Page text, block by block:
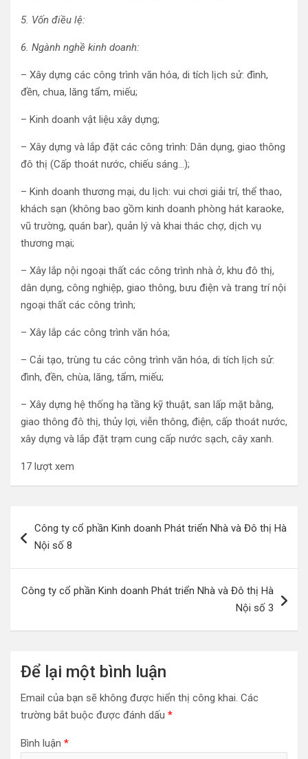
5. Vốn điều lệ:
6. Ngành nghề kinh doanh:
– Xây dựng các công trình văn hóa, di tích lịch sử: đình,
đền, chua, lăng tẩm, miếu;
– Kinh doanh vật liệu xây dựng;
– Xây dựng và lắp đặt các công trình: Dân dụng, giao thông
đô thị (Cấp thoát nước, chiếu sáng…);
– Kinh doanh thương mại, du lịch: vui chơi giải trí, thể thao,
khách sạn (không bao gồm kinh doanh phòng hát karaoke,
vũ trường, quán bar), quản lý và khai thác chợ, dịch vụ
thương mại;
– Xây lắp nội ngoại thất các công trình nhà ở, khu đô thị,
dân dụng, công nghiệp, giao thông, bưu điện và trang trí nội
ngoại thất các công trình;
– Xây lắp các công trình văn hóa;
– Cải tạo, trùng tu các công trình văn hóa, di tích lịch sử:
đình, đền, chùa, lăng, tẩm, miếu;
– Xây dựng hệ thống hạ tầng kỹ thuật, san lấp mặt bằng,
giao thông đô thị, thủy lợi, viễn thông, điện, cấp thoát nước,
xây dựng và lắp đặt trạm cung cấp nước sạch, cây xanh.
17 lượt xem
hướng
viết
Công ty cổ phần Kinh doanh Phát triển Nhà và Đô thị Hà
Nội số 8
Công ty cổ phần Kinh doanh Phát triển Nhà và Đô thị Hà
Nội số 3
Để lại một bình luận
Email của bạn sẽ không được hiển thị công khai. Các
trường bắt buộc được đánh dấu *
Bình luận *